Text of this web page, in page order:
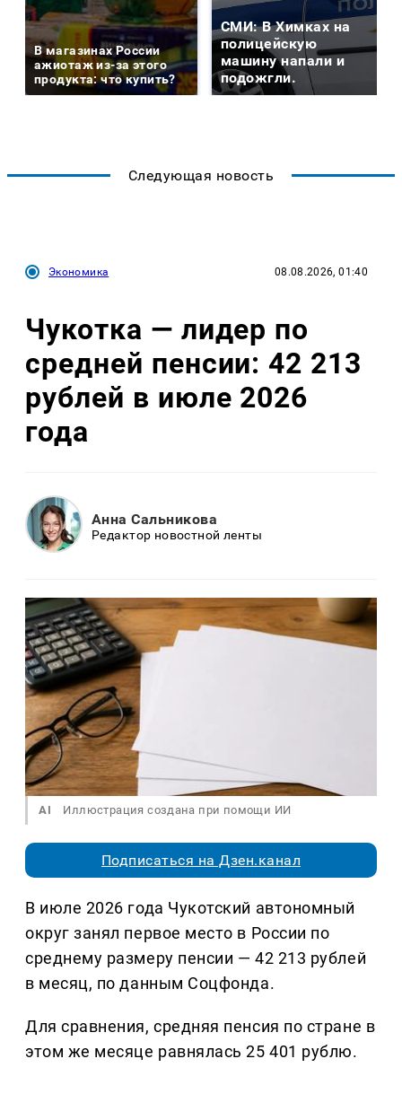
В магазинах России
ажиотаж из-за этого
продукта: что купить?
СМИ: В Химках на
полицейскую
машину напали и
подожгли.
Следующая новость
Экономика 08.08.2026, 01:40
Чукотка — лидер по
средней пенсии: 42 213
рублей в июле 2026
года
Анна Сальникова
Редактор новостной ленты
AI Иллюстрация создана при помощи ИИ
Подписаться на Дзен.канал
В июле 2026 года Чукотский автономный
округ занял первое место в России по
среднему размеру пенсии — 42 213 рублей
в месяц, по данным Соцфонда.
Для сравнения, средняя пенсия по стране в
этом же месяце равнялась 25 401 рублю.